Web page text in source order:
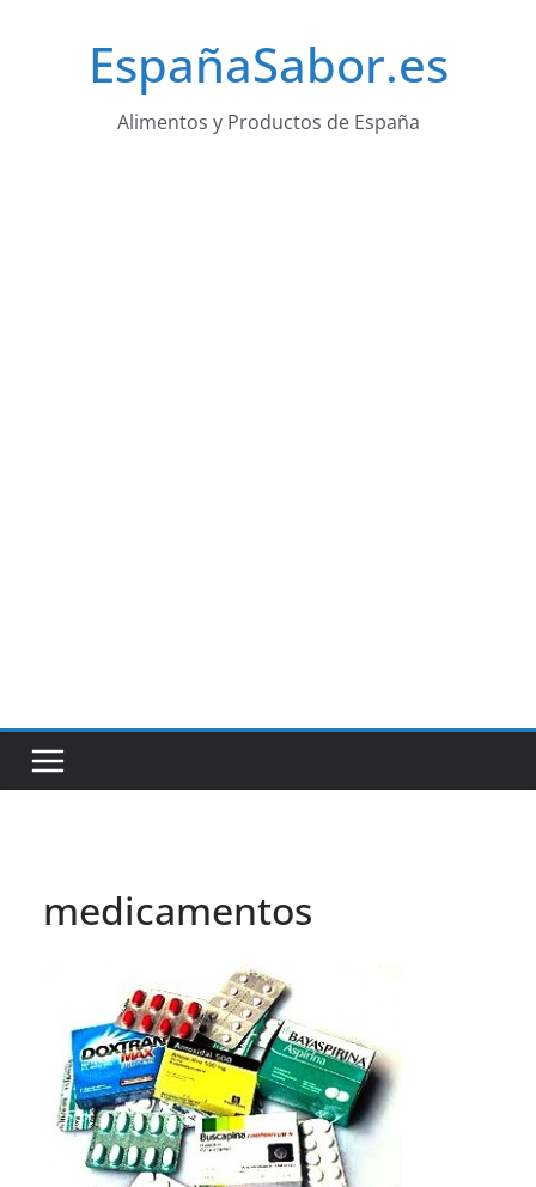
EspañaSabor.es
Alimentos y Productos de España
medicamentos